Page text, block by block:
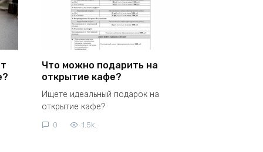
Что можно подарить на
открытие кафе?
Ищете идеальный подарок на
открытие кафе?
0 1.5k.